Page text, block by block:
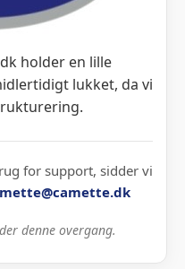
holder en lille
lukket, da vi
for support, sidder vi
denne overgang.